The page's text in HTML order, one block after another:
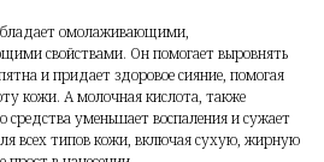
омолаживающими,
свойствами. Он помогает выровнять
и придает здоровое сияние, помогая
кожи. А молочная кислота, также
средства уменьшает воспаления и сужает
всех типов кожи, включая сухую, жирную